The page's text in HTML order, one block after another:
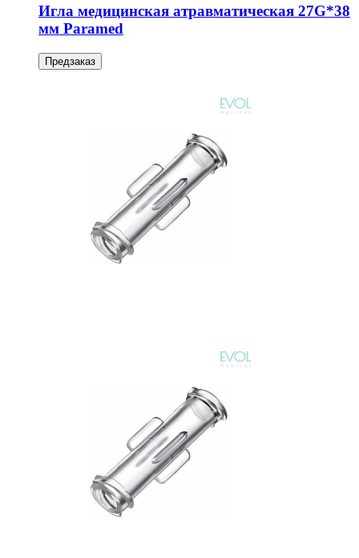
Игла медицинская атравматическая 27G*38
мм Paramed
Предзаказ